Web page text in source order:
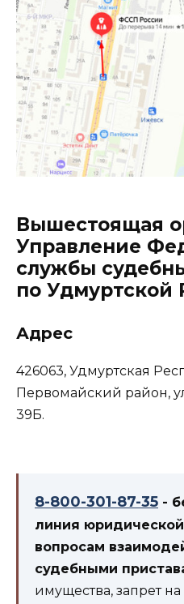
Вышестоящая
Управление
службы
по Удмуртской
Адрес
426063, Удмуртская
Первомайский район,
39Б.
8-800-301-87-35 -
линия
вопросам
судебными
имущества, запрет